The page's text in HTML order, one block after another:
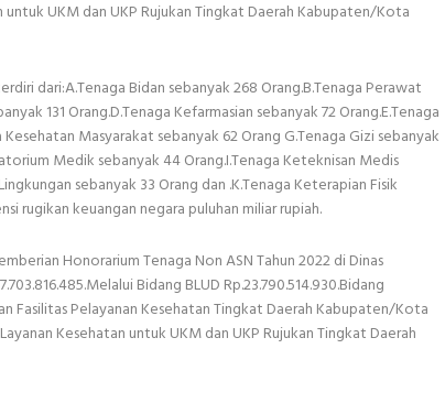
untuk UKM dan UKP Rujukan Tingkat Daerah Kabupaten/Kota
dari:A.Tenaga Bidan sebanyak 268 Orang.B.Tenaga Perawat
131 Orang.D.Tenaga Kefarmasian sebanyak 72 Orang.E.Tenaga
Masyarakat sebanyak 62 Orang G.Tenaga Gizi sebanyak
Medik sebanyak 44 Orang.I.Tenaga Keteknisan Medis
sebanyak 33 Orang dan .K.Tenaga Keterapian Fisik
rugikan keuangan negara puluhan miliar rupiah.
Honorarium Tenaga Non ASN Tahun 2022 di Dinas
Bidang BLUD Rp.23.790.514.930.Bidang
Fasilitas Pelayanan Kesehatan Tingkat Daerah Kabupaten/Kota
Kesehatan untuk UKM dan UKP Rujukan Tingkat Daerah